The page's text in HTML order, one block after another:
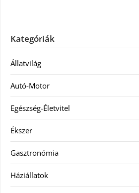
Kategóriák
Állatvilág
Autó-Motor
Egészség-Életvitel
Ékszer
Gasztronómia
Háziállatok